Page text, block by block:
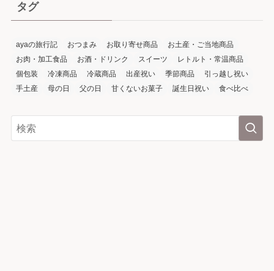
タグ
ayaの旅行記 おつまみ お取り寄せ商品
お土産・ご当地商品
お肉・加工食品
お酒・ドリンク スイーツ
レトルト・常温商品
個包装
冷凍商品 冷蔵商品 出産祝い 季節商品
引っ越し祝い
手土産
母の日 父の日 甘くないお菓子 誕生日祝い 食べ比べ